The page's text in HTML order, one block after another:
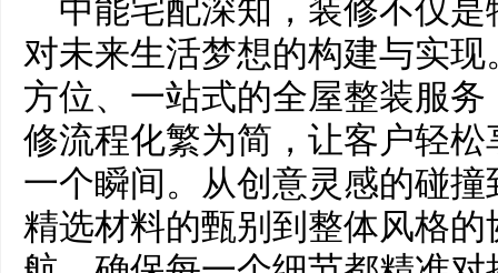
中能宅配深知，装修不仅
对未来生活梦想的构建与实
方位、一站式的全屋整装服
修流程化繁为简，让客户轻
一个瞬间。从创意灵感的碰
精选材料的甄别到整体风格